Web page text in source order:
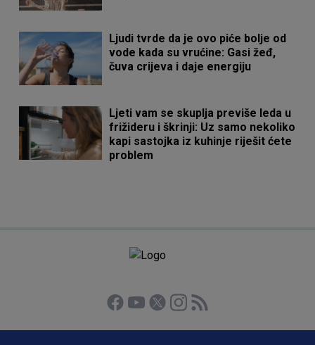
Ljudi tvrde da je ovo piće bolje od
vode kada su vrućine: Gasi žeđ,
čuva crijeva i daje energiju
Ljeti vam se skuplja previše leda u
frižideru i škrinji: Uz samo nekoliko
kapi sastojka iz kuhinje riješit ćete
problem